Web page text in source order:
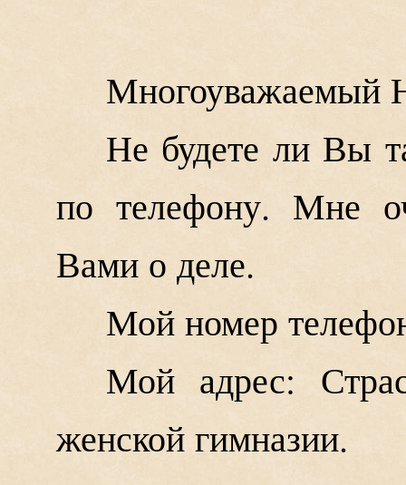
Многоуважаемый
Не будете ли Вы
по телефону. Мне
Вами о деле.
Мой номер
Мой адрес:
женской гимназии.